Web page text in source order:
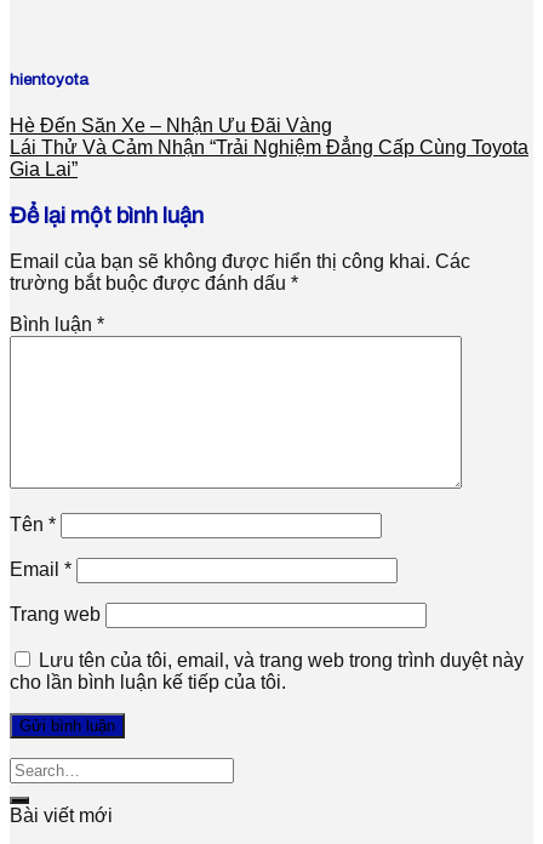
hientoyota
Hè Đến Săn Xe – Nhận Ưu Đãi Vàng
Lái Thử Và Cảm Nhận “Trải Nghiệm Đẳng Cấp Cùng Toyota
Gia Lai”
Để lại một bình luận
Email của bạn sẽ không được hiển thị công khai. Các
trường bắt buộc được đánh dấu *
Bình luận *
Tên *
Email *
Trang web
Lưu tên của tôi, email, và trang web trong trình duyệt này
cho lần bình luận kế tiếp của tôi.
Bài viết mới